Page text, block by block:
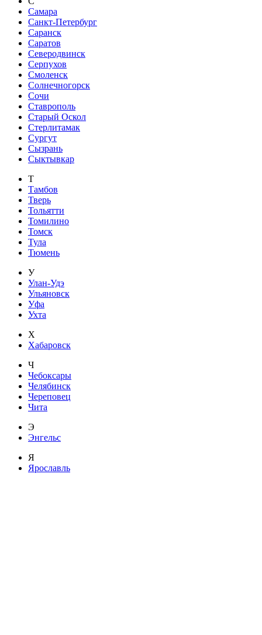
Самара
Санкт-Петербург
Саранск
Саратов
Северодвинск
Серпухов
Смоленск
Солнечногорск
Сочи
Ставрополь
Старый Оскол
Стерлитамак
Сургут
Сызрань
Сыктывкар
Т
Тамбов
Тверь
Тольятти
Томилино
Томск
Тула
Тюмень
У
Улан-Удэ
Ульяновск
Уфа
Ухта
Х
Хабаровск
Ч
Чебоксары
Челябинск
Череповец
Чита
Э
Энгельс
Я
Ярославль